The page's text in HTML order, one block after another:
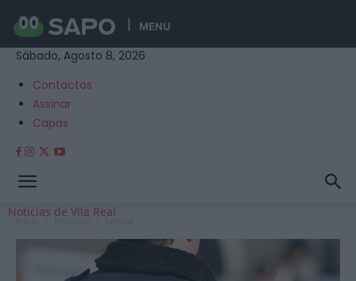
MENU
Sábado, Agosto 8, 2026
Contactos
Assinar
Capas
Notícias de Vila Real
Início Notícias Justiça